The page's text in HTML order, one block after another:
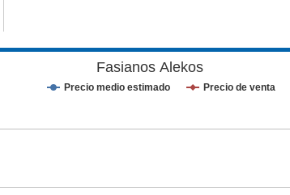
Fasianos Alekos
Precio medio estimado Precio de venta